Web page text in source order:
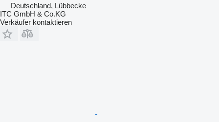
Deutschland, Lübbecke
ITC GmbH & Co.KG
Verkäufer kontaktieren